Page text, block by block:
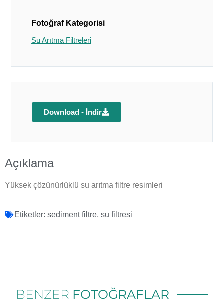
Fotoğraf Kategorisi
Su Arıtma Filtreleri
Download - İndir
Açıklama
Yüksek çözünürlüklü su arıtma filtre resimleri
Etiketler: sediment filtre, su filtresi
BENZER FOTOĞRAFLAR